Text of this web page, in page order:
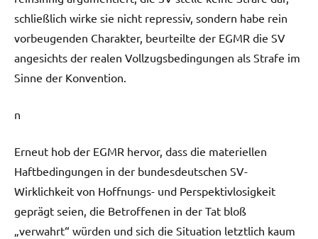
schließlich wirke sie nicht repressiv, sondern habe rein
vorbeugenden Charakter, beurteilte der EGMR die SV
angesichts der realen Vollzugsbedingungen als Strafe im
Sinne der Konvention.
n
Erneut hob der EGMR hervor, dass die materiellen
Haftbedingungen in der bundesdeutschen SV-
Wirklichkeit von Hoffnungs- und Perspektivlosigkeit
geprägt seien, die Betroffenen in der Tat bloß
„verwahrt“ würden und sich die Situation letztlich kaum